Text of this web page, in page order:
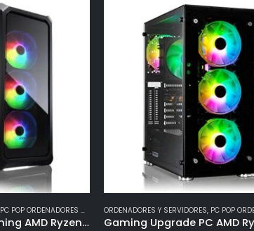
PC POP ORDENADORES GAMING
VolttierPC – PC Gaming AMD Ryzen 5 5600G 6×4.4Ghz | Radeon Vega 7 | 16GB DDR4 | 1TB SSD M.2 NVMe | WiFi | Windows 11 | Ordenador de Sobremesa | Pc Gamer
ORDENADORES Y SERVIDORES, PC POP